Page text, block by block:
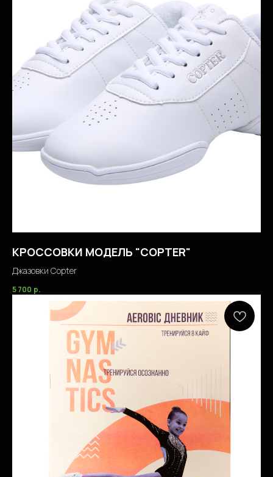
КРОССОВКИ МОДЕЛЬ "COPTER"
Джазовки Copter
5 700 р.